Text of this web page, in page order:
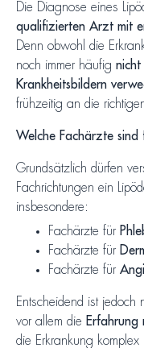
Die Diagnose eines
qualifizierten Arzt mit
Denn obwohl die
noch immer häufig
Krankheitsbildern
frühzeitig an die
Welche Fachärzte
Grundsätzlich dürfen
Fachrichtungen ein
insbesondere:
Fachärzte für
Fachärzte für
Fachärzte für
Entscheidend ist jedoch
vor allem die Erfahrung
die Erkrankung